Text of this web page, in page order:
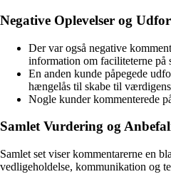
Negative Oplevelser og
Der var også negative
information om faciliteterne på
En anden kunde påpegede
hængelås til skabe til
Nogle kunder kommenterede
Samlet Vurdering og
Samlet set viser kommentarerne en
vedligeholdelse, kommunikation og